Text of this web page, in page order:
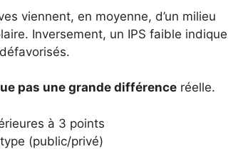
viennent, en moyenne, d’un milieu
Inversement, un IPS faible indique
pas une grande différence réelle.
à 3 points
(public/privé)